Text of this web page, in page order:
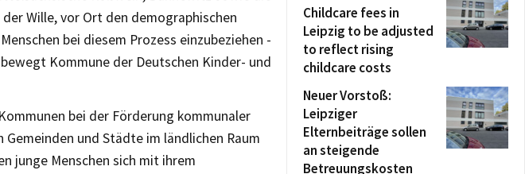
Wille, vor Ort den demographischen
bei diesem Prozess einzubeziehen -
Kommune der Deutschen Kinder- und
bei der Förderung kommunaler
und Städte im ländlichen Raum
junge Menschen sich mit ihrem
Childcare fees in
Leipzig to be adjusted
to reflect rising
childcare costs
Neuer Vorstoß:
Leipziger
Elternbeiträge sollen
an steigende
Betreuungskosten